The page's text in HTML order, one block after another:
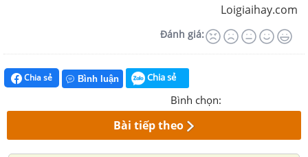
Loigiaihay.com
Đánh giá:
Chia sẻ Bình luận Chia sẻ
Bình chọn:
Bài tiếp theo